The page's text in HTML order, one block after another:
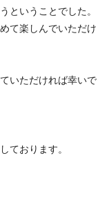
ということでした。
て楽しんでいただけ
いただければ幸いで
ております。